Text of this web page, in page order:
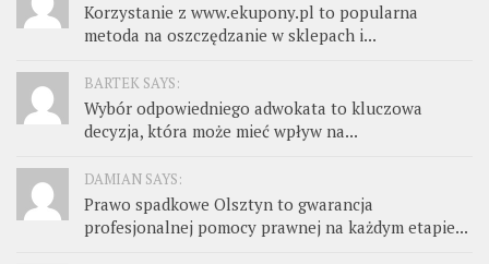
Korzystanie z www.ekupony.pl to popularna
metoda na oszczędzanie w sklepach i...
BARTEK SAYS:
Wybór odpowiedniego adwokata to kluczowa
decyzja, która może mieć wpływ na...
DAMIAN SAYS:
Prawo spadkowe Olsztyn to gwarancja
profesjonalnej pomocy prawnej na każdym etapie...